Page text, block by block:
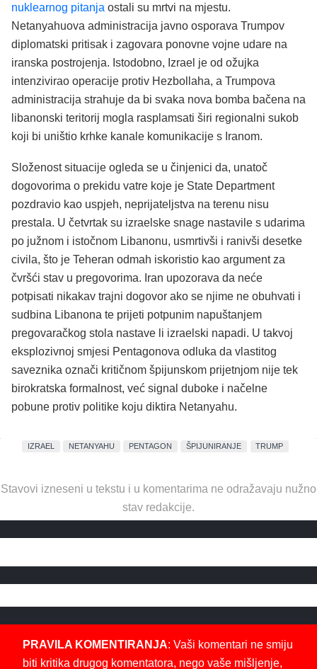
nuklearnog pitanja ostali su mrtvi na mjestu.
Netanyahuova administracija javno osporava Trumpov
diplomatski pritisak i zagovara ponovne vojne udare na
iranska postrojenja. Istodobno, Izrael je od ožujka
intenzivirao operacije protiv Hezbollaha, a Trumpova
administracija strahuje da bi svaka nova bomba bačena na
libanonski teritorij mogla rasplamsati širi regionalni sukob
koji bi uništio krhke kanale komunikacije s Iranom.
Složenost situacije ogleda se u činjenici da, unatoč
dogovorima o prekidu vatre koje je State Department
pozdravio kao uspjeh, neprijateljstva na terenu nisu
prestala. U četvrtak su izraelske snage nastavile s udarima
po južnom i istočnom Libanonu, usmrtivši i ranivši desetke
civila, što je Teheran odmah iskoristio kao argument za
čvršći stav u pregovorima. Iran upozorava da neće
potpisati nikakav trajni dogovor ako se njime ne obuhvati i
sudbina Libanona te prijeti potpunim napuštanjem
pregovaračkog stola nastave li izraelski napadi. U takvoj
eksplozivnoj smjesi Pentagonova odluka da vlastitog
saveznika označi kritičnom špijunskom prijetnjom nije tek
birokratska formalnost, već signal duboke i načelne
pobune protiv politike koju diktira Netanyahu.
IZRAEL NETANYAHU PENTAGON ŠPIJUNIRANJE TRUMP
Stavovi izneseni u tekstu i u komentarima ne odražavaju nužno
stav redakcije.
PRAVILA KOMENTIRANJA: Vaši komentari ne smiju
biti kritika drugog komentatora, nego vaše mišljenje,